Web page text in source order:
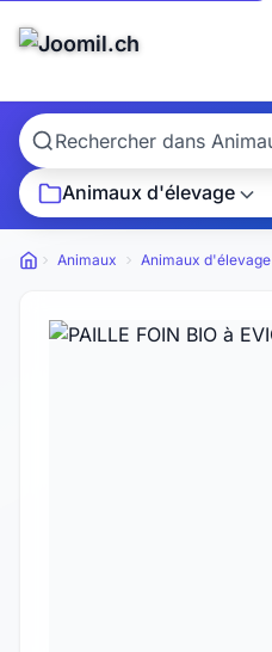
Animaux d'élevage
Petites annonces
Animaux Animaux d'élevage